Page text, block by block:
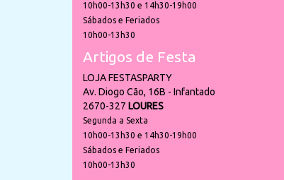
10h00-13h30 e 14h30-19h00
Sábados e Feriados
10h00-13h30
Artigos de Festa
LOJA FESTASPARTY
Av. Diogo Cão, 16B - Infantado
2670-327 LOURES
Segunda a Sexta
10h00-13h30 e 14h30-19h00
Sábados e Feriados
10h00-13h30